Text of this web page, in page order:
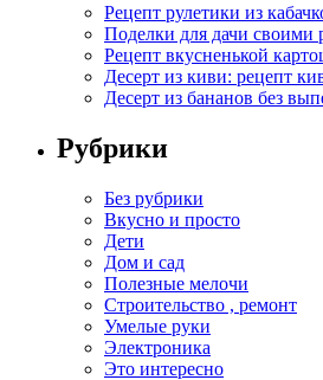
Рецепт рулетики из
Поделки для дачи своими
Рецепт вкусненькой
Десерт из киви: рецепт
Десерт из бананов без
Рубрики
Без рубрики
Вкусно и просто
Дети
Дом и сад
Полезные мелочи
Строительство , ремонт
Умелые руки
Электроника
Это интересно